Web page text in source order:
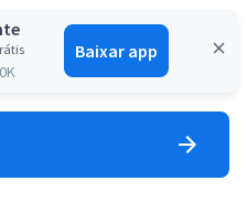
Baixar app
Entrar